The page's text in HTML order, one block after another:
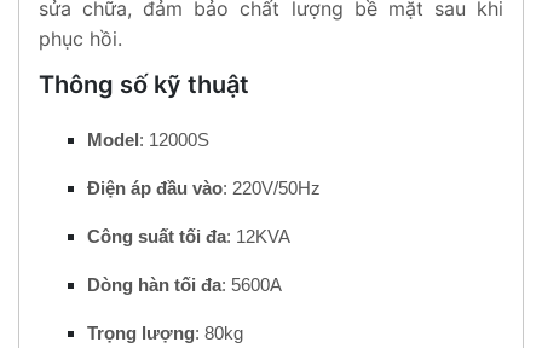
sửa chữa, đảm bảo chất lượng bề mặt sau khi
phục hồi.
Thông số kỹ thuật
Model: 12000S
Điện áp đầu vào: 220V/50Hz
Công suất tối đa: 12KVA
Dòng hàn tối đa: 5600A
Trọng lượng: 80kg